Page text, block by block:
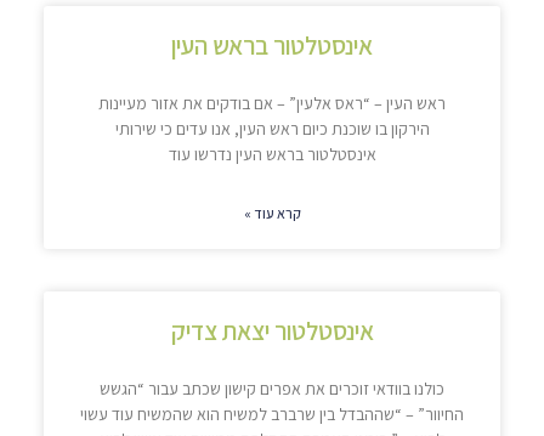
אינסטלטור בראש העין
ראש העין – “ראס אלעין” – אם בודקים את אזור מעיינות
הירקון בו שוכנת כיום ראש העין, אנו עדים כי שירותי
אינסטלטור בראש העין נדרשו עוד
קרא עוד »
אינסטלטור יצאת צדיק
כולנו בוודאי זוכרים את אפרים קישון שכתב עבור “הגשש
החיוור” – “שההבדל בין שרברב למשיח הוא שהמשיח עוד עשוי